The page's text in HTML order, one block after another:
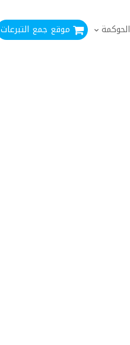
الحوكمة موقع جمع التبرعات